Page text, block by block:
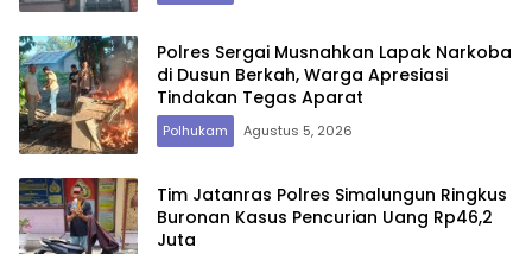
Polres Sergai Musnahkan Lapak Narkoba
di Dusun Berkah, Warga Apresiasi
Tindakan Tegas Aparat
Polhukam Agustus 5, 2026
Tim Jatanras Polres Simalungun Ringkus
Buronan Kasus Pencurian Uang Rp46,2
Juta